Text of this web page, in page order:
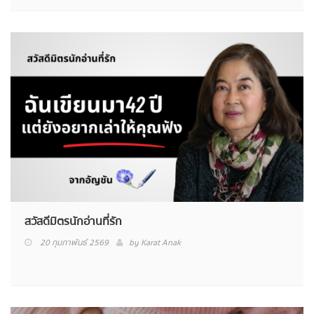
สวัสดีมิตรนักอ่านที่รัก
20 กุมภาพันธ์ 2569 by Karat Anak